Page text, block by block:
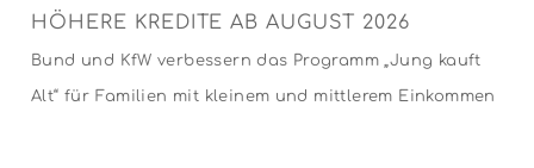
HÖHERE KREDITE AB AUGUST 2026
Bund und KfW verbessern das Programm „Jung kauft
Alt“ für Familien mit kleinem und mittlerem Einkommen